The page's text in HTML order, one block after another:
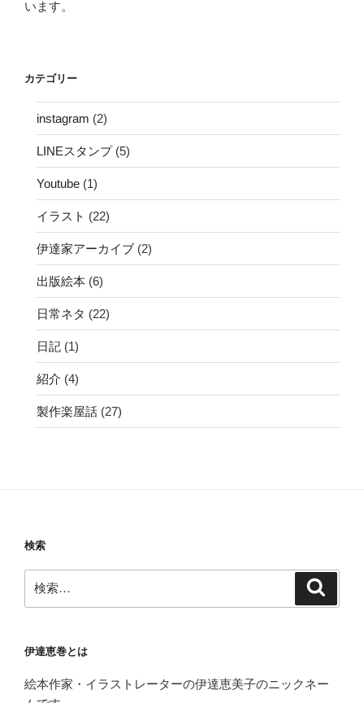
います。
カテゴリー
instagram (2)
LINEスタンプ(5)
Youtube (1)
イラスト (22)
伊達家アーカイブ (2)
出版絵本 (6)
日常ネタ (22)
日記 (1)
紹介 (4)
製作楽屋話 (27)
検索
索:
伊達恵巻とは
絵本作家・イラストレーターの伊達恵美子のニックネー